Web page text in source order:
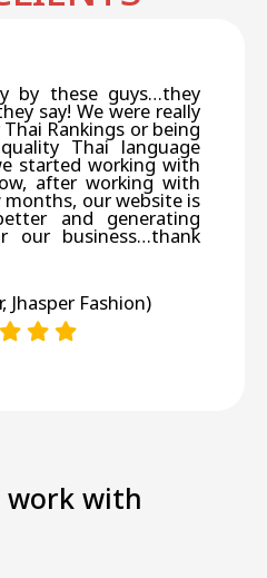
by these guys…they
say! We were really
Rankings or being
Thai language
started working with
after working with
our website is
and generating
our business…thank
Jhasper Fashion)
work with